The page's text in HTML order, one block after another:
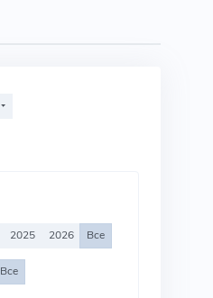
2025 2026 Все
Все